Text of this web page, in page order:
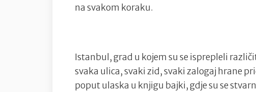
na svakom koraku.
Istanbul, grad u kojem su se isprepleli
svaka ulica, svaki zid, svaki zalogaj hrane
poput ulaska u knjigu bajki, gdje su se